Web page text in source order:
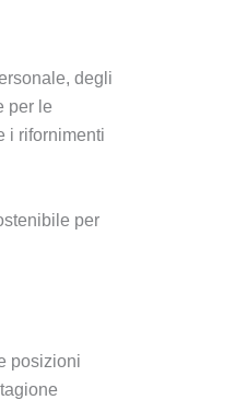
degli
per le
i rifornimenti
per
posizioni